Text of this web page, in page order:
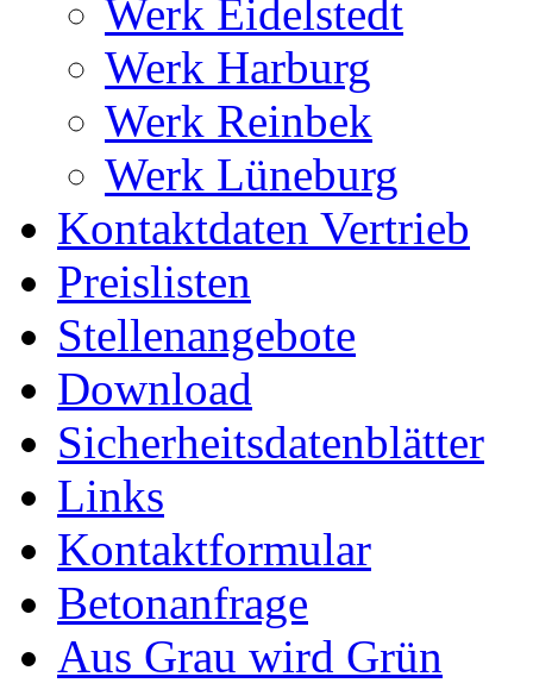
Werk Eidelstedt
Werk Harburg
Werk Reinbek
Werk Lüneburg
Kontaktdaten Vertrieb
Preislisten
Stellenangebote
Download
Sicherheitsdatenblätter
Links
Kontaktformular
Betonanfrage
Aus Grau wird Grün